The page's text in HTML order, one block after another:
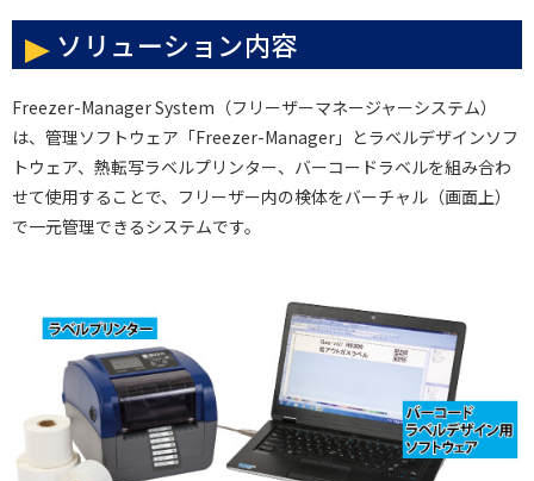
ソリューション内容
Freezer-Manager System（フリーザーマネージャーシステム）
は、管理ソフトウェア「Freezer-Manager」とラベルデザインソフ
トウェア、熱転写ラベルプリンター、バーコードラベルを組み合わ
せて使用することで、フリーザー内の検体をバーチャル（画面上）
で一元管理できるシステムです。